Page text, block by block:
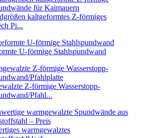
kaltgeformtes Z-förmiges
Pi...
U-förmige Stahlspundwand
Z-förmige Wasserstopp-
Pfahl...
warmgewalztes